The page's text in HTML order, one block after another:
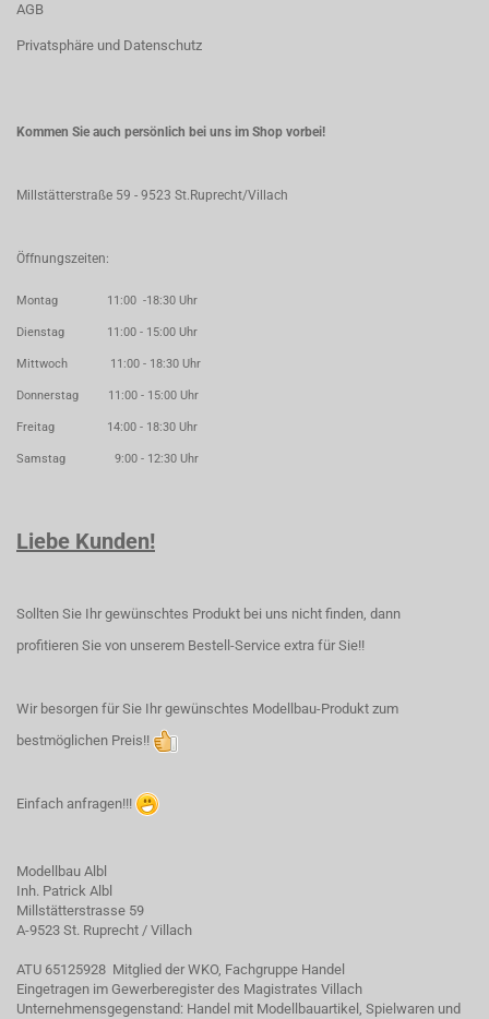
AGB
Privatsphäre und Datenschutz
Kommen Sie auch persönlich bei uns im Shop vorbei!
Millstätterstraße 59 - 9523 St.Ruprecht/Villach
Öffnungszeiten:
Montag 11:00 -18:30 Uhr
Dienstag 11:00 - 15:00 Uhr
Mittwoch 11:00 - 18:30 Uhr
Donnerstag 11:00 - 15:00 Uhr
Freitag 14:00 - 18:30 Uhr
Samstag 9:00 - 12:30 Uhr
Liebe Kunden!
Sollten Sie Ihr gewünschtes Produkt bei uns nicht finden, dann
profitieren Sie von unserem Bestell-Service extra für Sie!!
Wir besorgen für Sie Ihr gewünschtes Modellbau-Produkt zum
bestmöglichen Preis!!
Einfach anfragen!!!
Modellbau Albl
Inh. Patrick Albl
Millstätterstrasse 59
A-9523 St. Ruprecht / Villach
ATU 65125928 Mitglied der WKO, Fachgruppe Handel
Eingetragen im Gewerberegister des Magistrates Villach
Unternehmensgegenstand: Handel mit Modellbauartikel, Spielwaren und